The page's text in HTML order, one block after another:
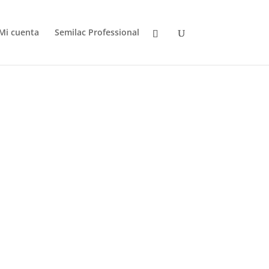
cuenta Semilac Professional